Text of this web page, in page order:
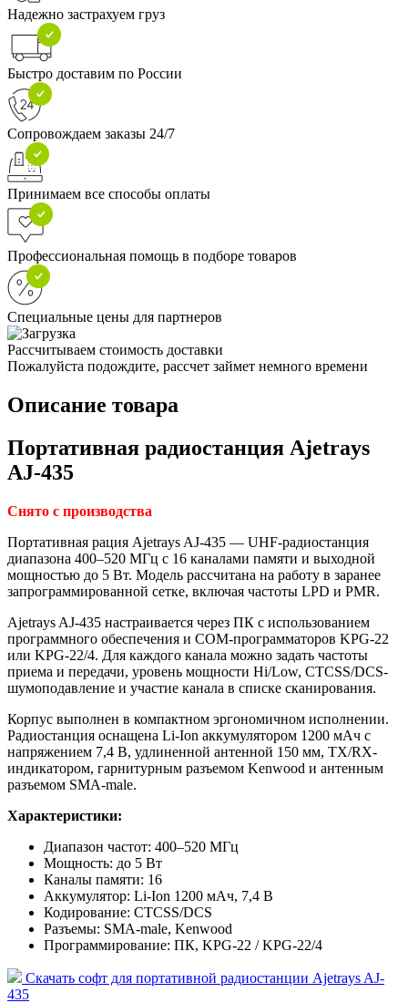
Надежно застрахуем груз
Быстро доставим по России
Сопровождаем заказы 24/7
Принимаем все способы оплаты
Профессиональная помощь в подборе товаров
Специальные цены для партнеров
Рассчитываем стоимость доставки
Пожалуйста подождите, рассчет займет немного времени
Описание товара
Портативная радиостанция Ajetrays
AJ-435
Снято с производства
Портативная рация Ajetrays AJ-435 — UHF-радиостанция
диапазона 400–520 МГц с 16 каналами памяти и выходной
мощностью до 5 Вт. Модель рассчитана на работу в заранее
запрограммированной сетке, включая частоты LPD и PMR.
Ajetrays AJ-435 настраивается через ПК с использованием
программного обеспечения и COM-программаторов KPG-22
или KPG-22/4. Для каждого канала можно задать частоты
приема и передачи, уровень мощности Hi/Low, CTCSS/DCS-
шумоподавление и участие канала в списке сканирования.
Корпус выполнен в компактном эргономичном исполнении.
Радиостанция оснащена Li-Ion аккумулятором 1200 мАч с
напряжением 7,4 В, удлиненной антенной 150 мм, TX/RX-
индикатором, гарнитурным разъемом Kenwood и антенным
разъемом SMA-male.
Характеристики:
Диапазон частот: 400–520 МГц
Мощность: до 5 Вт
Каналы памяти: 16
Аккумулятор: Li-Ion 1200 мАч, 7,4 В
Кодирование: CTCSS/DCS
Разъемы: SMA-male, Kenwood
Программирование: ПК, KPG-22 / KPG-22/4
Скачать cофт для портативной радиостанции Ajetrays AJ-
435